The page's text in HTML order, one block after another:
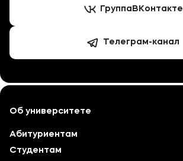
ГруппаВКонтакте
Телеграм-канал
Об университете
Лицензии и документы
Абитуриентам
Студентам